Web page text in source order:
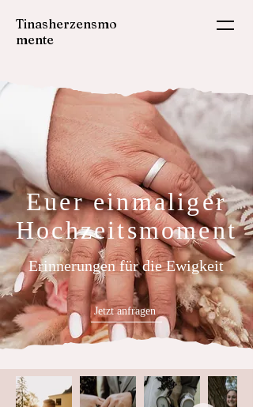
Tinasherzensmo
mente
Euer einmaliger
Hochzeitsmoment
Erinnerungen für die Ewigkeit
Jetzt anfragen